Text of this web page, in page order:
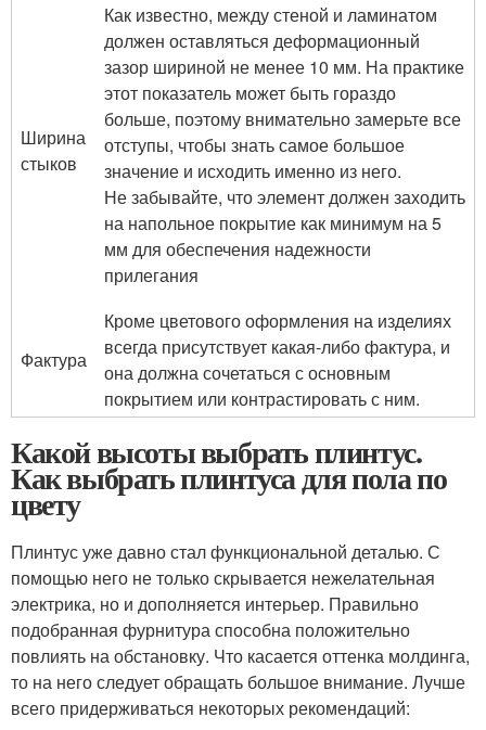
Ширина
стыков
Как известно, между стеной и ламинатом
должен оставляться деформационный
зазор шириной не менее 10 мм. На практике
этот показатель может быть гораздо
больше, поэтому внимательно замерьте все
отступы, чтобы знать самое большое
значение и исходить именно из него.
Не забывайте, что элемент должен заходить
на напольное покрытие как минимум на 5
мм для обеспечения надежности
прилегания
Фактура
Кроме цветового оформления на изделиях
всегда присутствует какая-либо фактура, и
она должна сочетаться с основным
покрытием или контрастировать с ним.
Какой высоты выбрать плинтус.
Как выбрать плинтуса для пола по
цвету
Плинтус уже давно стал функциональной деталью. С
помощью него не только скрывается нежелательная
электрика, но и дополняется интерьер. Правильно
подобранная фурнитура способна положительно
повлиять на обстановку. Что касается оттенка молдинга,
то на него следует обращать большое внимание. Лучше
всего придерживаться некоторых рекомендаций: